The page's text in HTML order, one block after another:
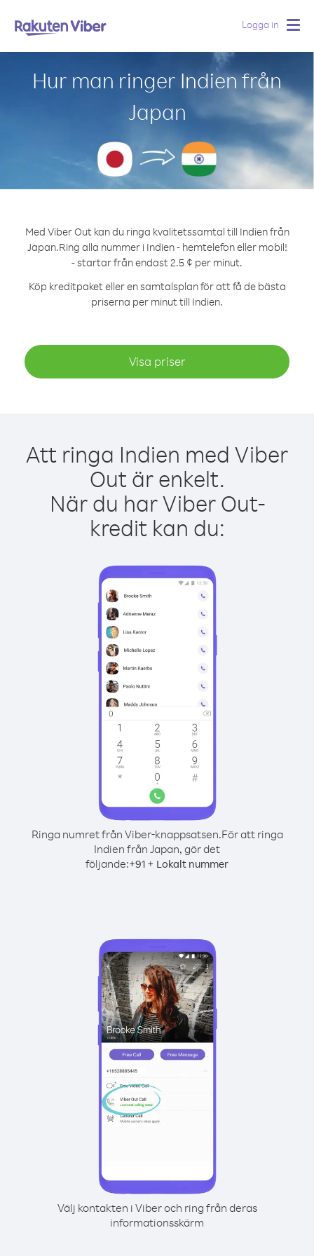
Logga in
Hur man ringer Indien från
Japan
Med Viber Out kan du ringa kvalitetssamtal till Indien från
Japan.Ring alla nummer i Indien - hemtelefon eller mobil!
- startar från endast 2.5 ¢ per minut.
Köp kreditpaket eller en samtalsplan för att få de bästa
priserna per minut till Indien.
Visa priser
Att ringa Indien med Viber
Out är enkelt.
När du har Viber Out-
kredit kan du:
Ringa numret från Viber-knappsatsen.För att ringa
Indien från Japan, gör det
följande:+91 + Lokalt nummer
Välj kontakten i Viber och ring från deras
informationsskärm